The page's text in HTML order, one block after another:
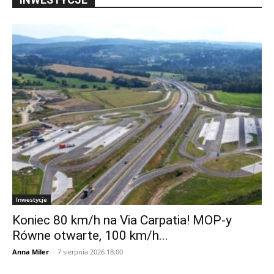
Inwestycje
Koniec 80 km/h na Via Carpatia! MOP-y
Równe otwarte, 100 km/h...
Anna Miler - 7 sierpnia 2026 18:00